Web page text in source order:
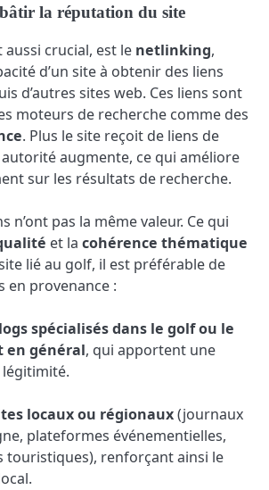
la réputation du site
aussi crucial, est le netlinking,
d’un site à obtenir des liens
d’autres sites web. Ces liens sont
moteurs de recherche comme des
. Plus le site reçoit de liens de
augmente, ce qui améliore
sur les résultats de recherche.
n’ont pas la même valeur. Ce qui
et la cohérence thématique
lié au golf, il est préférable de
en provenance :
spécialisés dans le golf ou le
en général, qui apportent une
locaux ou régionaux(journaux
plateformes événementielles,
touristiques), renforçant ainsi le